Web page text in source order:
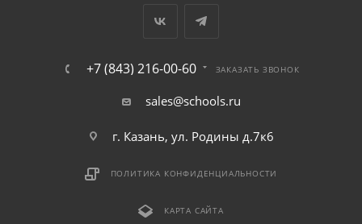
+7 (843) 216-00-60 ЗАКАЗАТЬ ЗВОНОК
sales@schools.ru
г. Казань, ул. Родины д.7к6
ПОЛИТИКА КОНФИДЕНЦИАЛЬНОСТИ
КАРТА САЙТА